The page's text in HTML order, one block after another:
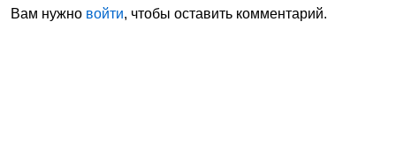
Вам нужно войти, чтобы оставить комментарий.